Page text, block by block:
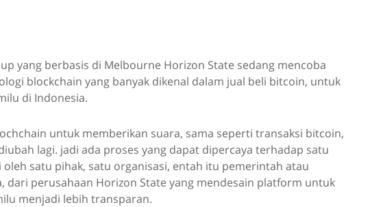
yang berbasis di Melbourne Horizon State sedang mencoba
blockchain yang banyak dikenal dalam jual beli bitcoin, untuk
di Indonesia.
untuk memberikan suara, sama seperti transaksi bitcoin,
lagi. jadi ada proses yang dapat dipercaya terhadap satu
oleh satu pihak, satu organisasi, entah itu pemerintah atau
dari perusahaan Horizon State yang mendesain platform untuk
menjadi lebih transparan.